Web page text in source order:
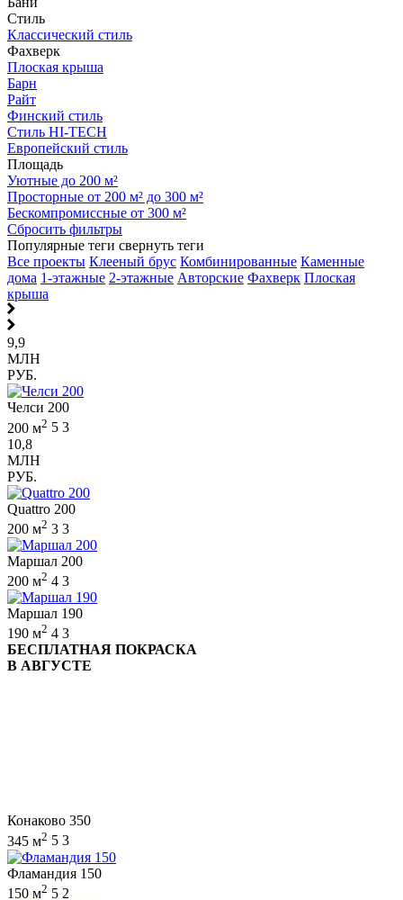
Стиль
Классический стиль
Фахверк
Плоская крыша
Барн
Райт
Финский стиль
Стиль HI-TECH
Европейский стиль
Площадь
Уютные до 200 м²
Просторные от 200 м² до 300 м²
Бескомпромиссные от 300 м²
Сбросить фильтры
Популярные теги свернуть теги
Все проекты Клееный брус Комбинированные Каменные
дома 1-этажные 2-этажные Авторские Фахверк Плоская
крыша
9,9
МЛН
РУБ.
Челси 200
200 м2 5 3
10,8
МЛН
РУБ.
Quattro 200
200 м2 3 3
Маршал 200
200 м2 4 3
Маршал 190
190 м2 4 3
БЕСПЛАТНАЯ ПОКРАСКА
В АВГУСТЕ
Конаково 350
345 м2 5 3
Фламандия 150
150 м2 5 2